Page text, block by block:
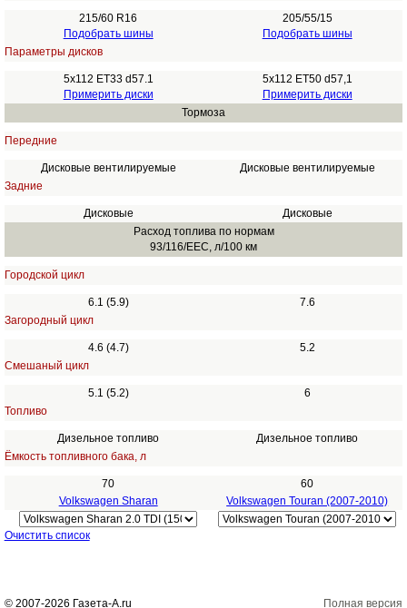
215/60 R16
Подобрать шины
205/55/15
Подобрать шины
Параметры дисков
5x112 ET33 d57.1
Примерить диски
5x112 ET50 d57,1
Примерить диски
Тормоза
Передние
Дисковые вентилируемые
Дисковые вентилируемые
Задние
Дисковые
Дисковые
Расход топлива по нормам
93/116/EEC, л/100 км
Городской цикл
6.1 (5.9)
7.6
Загородный цикл
4.6 (4.7)
5.2
Смешаный цикл
5.1 (5.2)
6
Топливо
Дизельное топливо
Дизельное топливо
Ёмкость топливного бака, л
70
60
Volkswagen Sharan
Volkswagen Touran (2007-2010)
Очистить список
© 2007-2026 Газета-А.ru Полная версия